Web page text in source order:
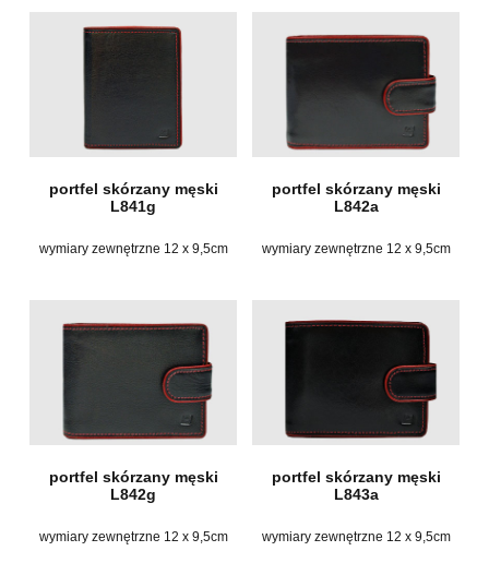
portfel skórzany męski
L841g
wymiary zewnętrzne 12 x 9,5cm
portfel skórzany męski
L842a
wymiary zewnętrzne 12 x 9,5cm
portfel skórzany męski
L842g
wymiary zewnętrzne 12 x 9,5cm
portfel skórzany męski
L843a
wymiary zewnętrzne 12 x 9,5cm